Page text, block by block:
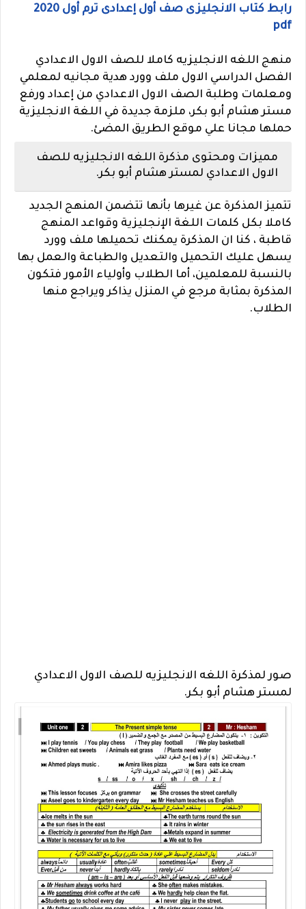
رابط كتاب الانجليزى صف أول إعدادى ترم أول 2020
pdf
منهج اللغه الانجليزيه كاملا للصف الاول الاعدادي
الفصل الدراسي الاول ملف وورد هدية مجانيه لمعلمي
ومعلمات وطلبة الصف الاول الاعدادي من إعداد ورفع
مستر هشام أبو بكر، ملزمة جديدة في اللغة الانجليزية
حملها مجانا علي موقع الطريق المضئ.
مميزات ومحتوى مذكرة اللغه الانجليزيه للصف
الاول الاعدادي لمستر هشام أبو بكر.
تتميز المذكرة عن غيرها بأنها تتضمن المنهج الجديد
كاملا بكل كلمات اللغة الإنجليزية وقواعد المنهج
قاطبة ، كنا ان المذكرة يمكنك تحميلها ملف وورد
يسهل عليك التحميل والتعديل والطباعة والعمل بها
بالنسبة للمعلمين، أما الطلاب وأولياء الأمور فتكون
المذكرة بمثابة مرجع في المنزل يذاكر ويراجع منها
الطلاب.
صور لمذكرة اللغه الانجليزيه للصف الاول الاعدادي
لمستر هشام أبو بكر.